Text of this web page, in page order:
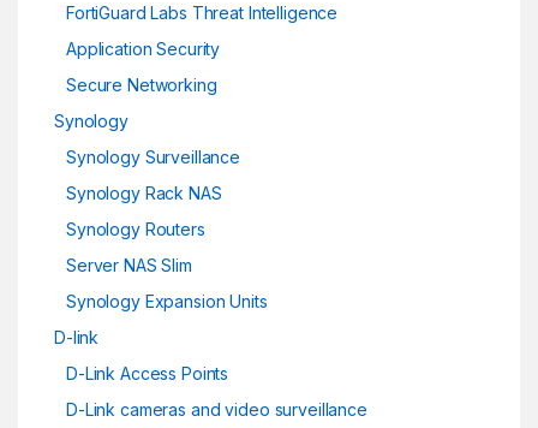
FortiGuard Labs Threat Intelligence
Application Security
Secure Networking
Synology
Synology Surveillance
Synology Rack NAS
Synology Routers
Server NAS Slim
Synology Expansion Units
D-link
D-Link Access Points
D-Link cameras and video surveillance